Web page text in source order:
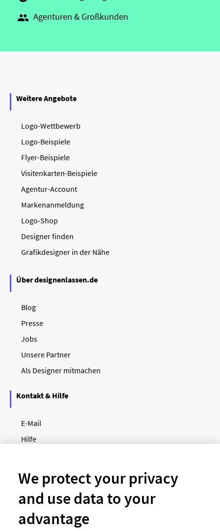
 Agenturen & Großkunden
Weitere Angebote
Logo-Wettbewerb
Logo-Beispiele
Flyer-Beispiele
Visitenkarten-Beispiele
Agentur-Account
Markenanmeldung
Logo-Shop
Designer finden
Grafikdesigner in der Nähe
Über designenlassen.de
Blog
Presse
Jobs
Unsere Partner
Als Designer mitmachen
Kontakt & Hilfe
E-Mail
Hilfe
Unsere Zahlungsarten
We protect your privacy
and use data to your
advantage